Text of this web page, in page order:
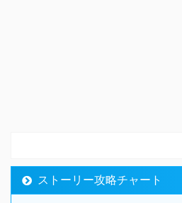
ストーリー攻略チャート